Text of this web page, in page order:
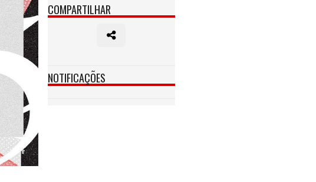
COMPARTILHAR
NOTIFICAÇÕES